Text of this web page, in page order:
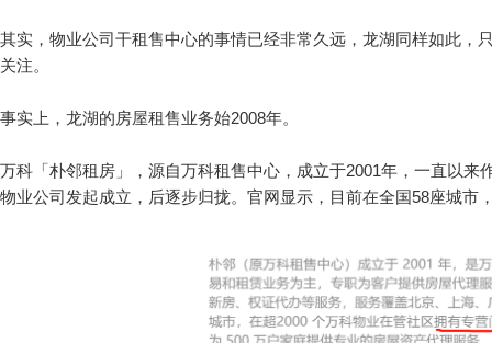
其实，物业公司干租售中心的事情已经非常久远，龙湖同样如此
关注。
事实上，龙湖的房屋租售业务始2008年。
万科 「朴邻租房 」
，源自万科租售中心，成立于2001年，一直以
物业公司发起成立，后逐步归拢。官网显示，目前在全国58座城市